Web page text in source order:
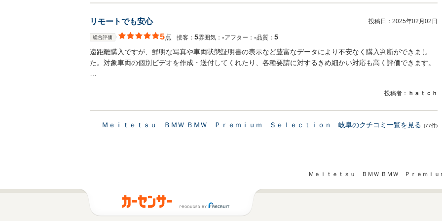
リモートでも安心 投稿日： 2025年02月02日
総合評価 5点 接客： 5雰囲気： ‐アフター： ‐品質： 5
遠距離購入ですが、鮮明な写真や車両状態証明書の表示など豊富なデータにより不安なく購入判断ができまし
た。対象車両の個別ビデオを作成・送付してくれたり、各種要請に対するきめ細かい対応も高く評価できます。
投稿者： ｈａｔｃｈ
Ｍｅｉｔｅｔｓｕ ＢＭＷ ＢＭＷ Ｐｒｅｍｉｕｍ Ｓｅｌｅｃｔｉｏｎ 岐阜のクチコミ一覧を見る (77件)
Ｍｅｉｔｅｔｓｕ ＢＭＷ ＢＭＷ Ｐｒｅｍｉ